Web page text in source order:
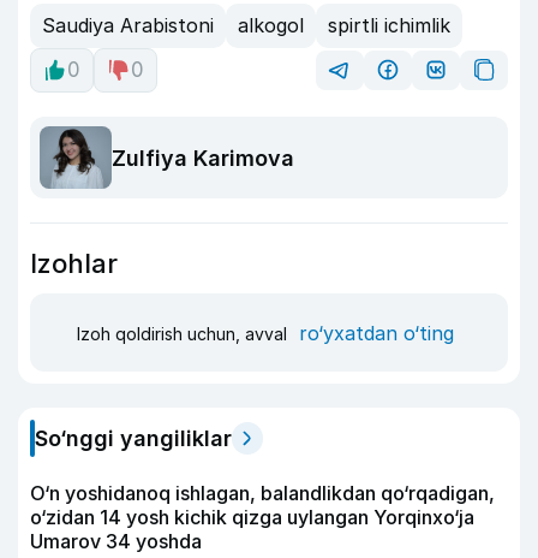
Saudiya Arabistoni alkogol
spirtli ichimlik
0
0
Zulfiya Karimova
Izohlar
Izoh qoldirish uchun, avval ro‘yxatdan o‘ting
So‘nggi yangiliklar
O‘n yoshidanoq ishlagan, balandlikdan qo‘rqadigan,
o‘zidan 14 yosh kichik qizga uylangan Yorqinxo‘ja
Umarov 34 yoshda